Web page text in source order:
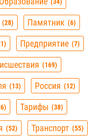
28 Памятник 6
Предприятие 7
169
13 Россия 12
Тарифы 38
52 Транспорт 55